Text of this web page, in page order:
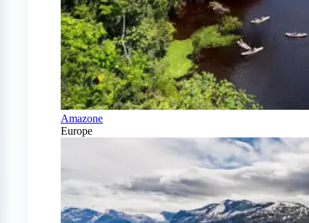
Amazone
Europe